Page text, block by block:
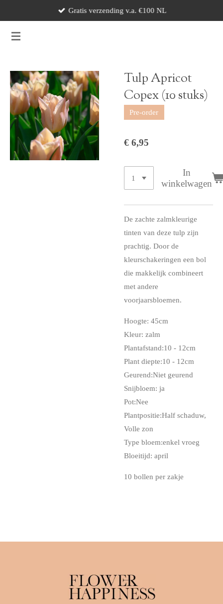
naar
Gratis verzending v.a. €100 NL
Tulp Apricot
Copex (10 stuks)
Pre-order
€ 6,95
In
winkelwagen
De zachte zalmkleurige
tinten van deze tulp zijn
prachtig. Door de
kleurschakeringen een bol
die makkelijk combineert
met andere
voorjaarsbloemen.
Hoogte: 45cm
Kleur: zalm
Plantafstand:10 - 12cm
Plant diepte:10 - 12cm
Geurend:Niet geurend
Snijbloem: ja
Pot:Nee
Plantpositie:Half schaduw,
Volle zon
Type bloem:enkel vroeg
Bloeitijd: april
10 bollen per zakje